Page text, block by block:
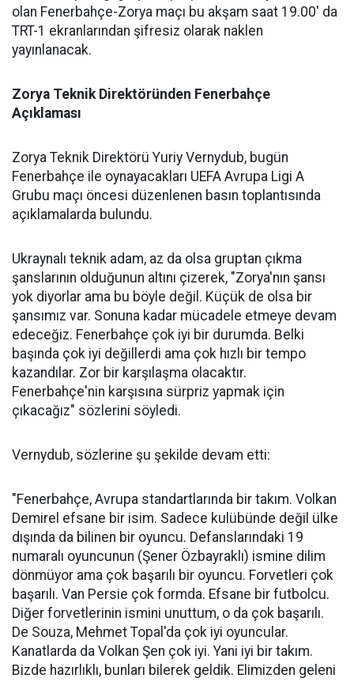
olan Fenerbahçe-Zorya maçı bu akşam saat 19.00' da
TRT-1 ekranlarından şifresiz olarak naklen
yayınlanacak.
Zorya Teknik Direktöründen Fenerbahçe
Açıklaması
Zorya Teknik Direktörü Yuriy Vernydub, bugün
Fenerbahçe ile oynayacakları UEFA Avrupa Ligi A
Grubu maçı öncesi düzenlenen basın toplantısında
açıklamalarda bulundu.
Ukraynalı teknik adam, az da olsa gruptan çıkma
şanslarının olduğunun altını çizerek, "Zorya'nın şansı
yok diyorlar ama bu böyle değil. Küçük de olsa bir
şansımız var. Sonuna kadar mücadele etmeye devam
edeceğiz. Fenerbahçe çok iyi bir durumda. Belki
başında çok iyi değillerdi ama çok hızlı bir tempo
kazandılar. Zor bir karşılaşma olacaktır.
Fenerbahçe'nin karşısına sürpriz yapmak için
çıkacağız" sözlerini söyledi.
Vernydub, sözlerine şu şekilde devam etti:
"Fenerbahçe, Avrupa standartlarında bir takım. Volkan
Demirel efsane bir isim. Sadece kulübünde değil ülke
dışında da bilinen bir oyuncu. Defanslarındaki 19
numaralı oyuncunun (Şener Özbayraklı) ismine dilim
dönmüyor ama çok başarılı bir oyuncu. Forvetleri çok
başarılı. Van Persie çok formda. Efsane bir futbolcu.
Diğer forvetlerinin ismini unuttum, o da çok başarılı.
De Souza, Mehmet Topal'da çok iyi oyuncular.
Kanatlarda da Volkan Şen çok iyi. Yani iyi bir takım.
Bizde hazırlıklı, bunları bilerek geldik. Elimizden geleni